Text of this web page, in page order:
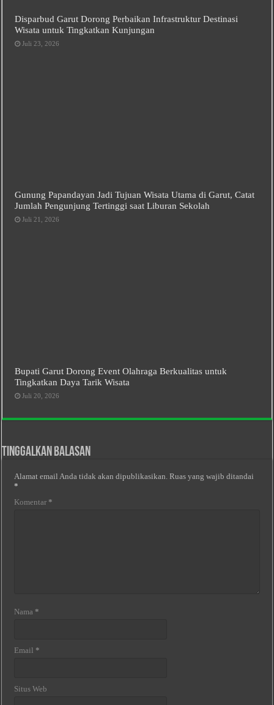
Disparbud Garut Dorong Perbaikan Infrastruktur Destinasi
Wisata untuk Tingkatkan Kunjungan
Juli 23, 2026
Gunung Papandayan Jadi Tujuan Wisata Utama di Garut, Catat
Jumlah Pengunjung Tertinggi saat Liburan Sekolah
Juli 21, 2026
Bupati Garut Dorong Event Olahraga Berkualitas untuk
Tingkatkan Daya Tarik Wisata
Juli 20, 2026
Tinggalkan Balasan
Alamat email Anda tidak akan dipublikasikan. Ruas yang wajib ditandai
*
Komentar *
Nama *
Email *
Situs Web